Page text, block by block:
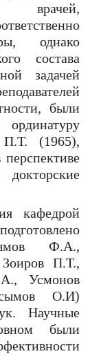
врачей,
однако
состава
задачей
были
(1965),
кафедрой
Ф.А.,
П.Т.,
Усмонов
О.И)
Научные
были